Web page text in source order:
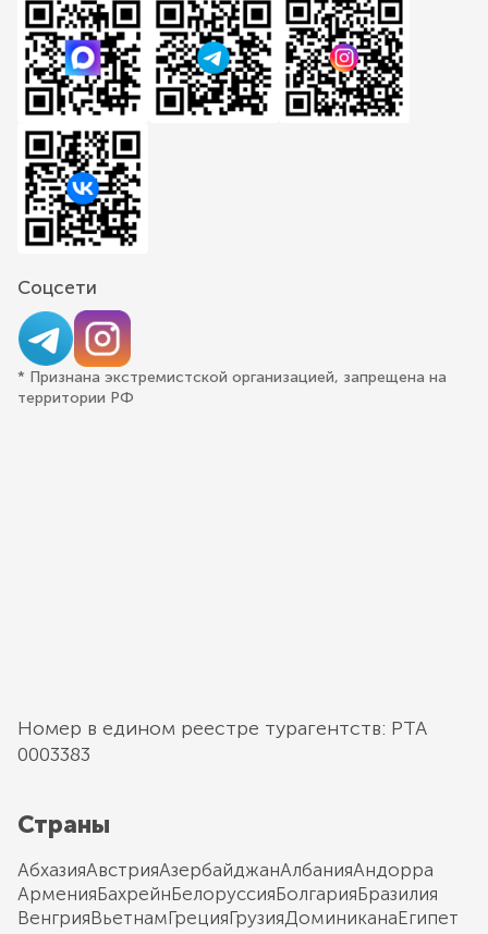
Соцсети
* Признана экстремистской организацией, запрещена на
территории РФ
Номер в едином реестре турагентств: РТА
0003383
Страны
АбхазияАвстрияАзербайджанАлбанияАндорра
АрменияБахрейнБелоруссияБолгарияБразилия
ВенгрияВьетнамГрецияГрузияДоминиканаЕгипет